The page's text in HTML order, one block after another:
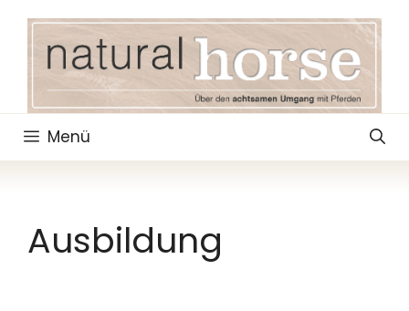
springen
Menü
Ausbildung